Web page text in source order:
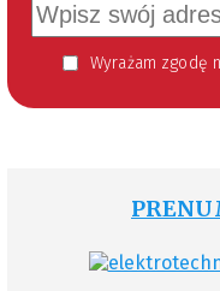
Wyrażam zgodę na otrzymywanie informacji handlowej kierowanej do mnie za pomocą środków komunikacji elektronicznej w szczególności poczty elektronicznej zgodnie z